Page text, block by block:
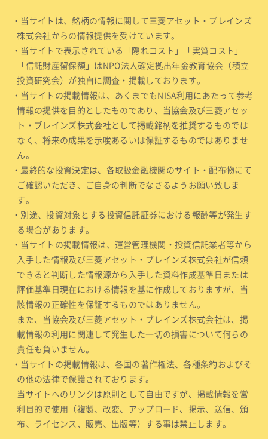
・当サイトは、銘柄の情報に関して三菱アセット・ブレインズ
株式会社からの情報提供を受けています。
・当サイトで表示されている「隠れコスト」「実質コスト」
「信託財産留保額」はNPO法人確定拠出年金教育協会（積立
投資研究会）が独自に調査・掲載しております。
・当サイトの掲載情報は、あくまでもNISA利用にあたって参考
情報の提供を目的としたものであり、当協会及び三菱アセッ
ト・ブレインズ株式会社として掲載銘柄を推奨するものでは
なく、将来の成果を示唆あるいは保証するものではありませ
ん。
・最終的な投資決定は、各取扱金融機関のサイト・配布物にて
ご確認いただき、ご自身の判断でなさるようお願い致しま
す。
・別途、投資対象とする投資信託証券における報酬等が発生す
る場合があります。
・当サイトの掲載情報は、運営管理機関・投資信託業者等から
入手した情報及び三菱アセット・ブレインズ株式会社が信頼
できると判断した情報源から入手した資料作成基準日または
評価基準日現在における情報を基に作成しておりますが、当
該情報の正確性を保証するものではありません。
また、当協会及び三菱アセット・ブレインズ株式会社は、掲
載情報の利用に関連して発生した一切の損害について何らの
責任も負いません。
・当サイトの掲載情報は、各国の著作権法、各種条約およびそ
の他の法律で保護されております。
当サイトへのリンクは原則として自由ですが、掲載情報を営
利目的で使用（複製、改変、アップロード、掲示、送信、頒
布、ライセンス、販売、出版等）する事は禁止します。